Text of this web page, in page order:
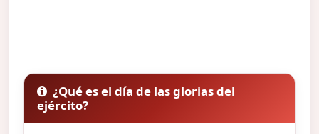
¿Qué es el día de las glorias del
ejército?